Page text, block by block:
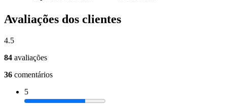
Avaliações dos clientes
4.5
84 avaliações
36 comentários
5